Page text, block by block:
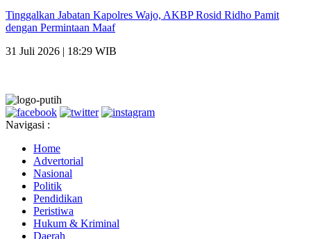
Tinggalkan Jabatan Kapolres Wajo, AKBP Rosid Ridho Pamit
dengan Permintaan Maaf
31 Juli 2026 | 18:29 WIB
Navigasi :
Home
Advertorial
Nasional
Politik
Pendidikan
Peristiwa
Hukum & Kriminal
Daerah